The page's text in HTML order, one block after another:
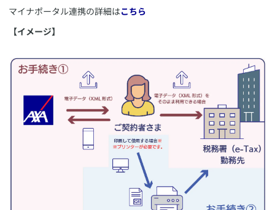
​マイナポータル連携の詳細はこちら
【イメージ】